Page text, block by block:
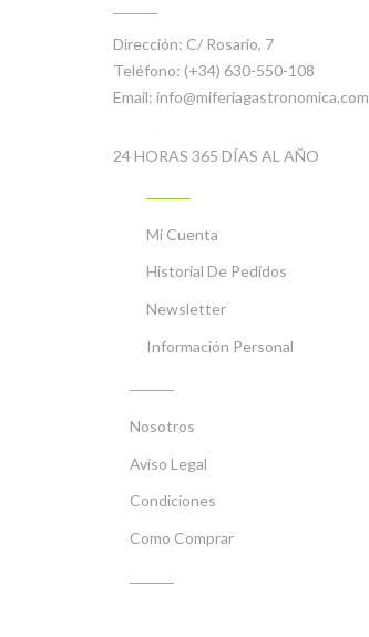
Dirección: C/ Rosario, 7
Teléfono: (+34) 630-550-108
Email: info@miferiagastronomica.com
24 HORAS 365 DÍAS AL AÑO
Mi Cuenta
Historial De Pedidos
Newsletter
Información Personal
Nosotros
Aviso Legal
Condiciones
Como Comprar